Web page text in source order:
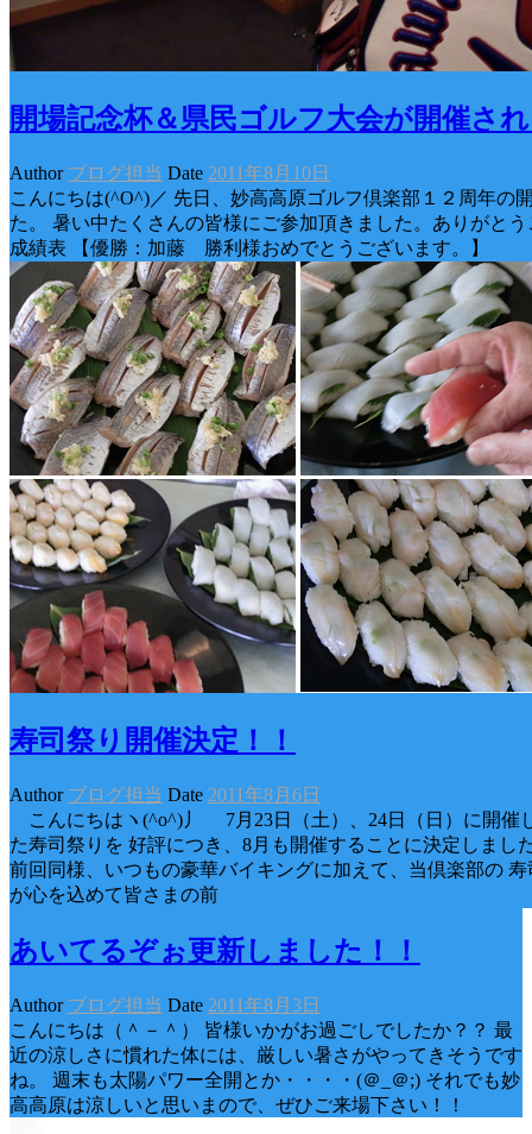
開場記念杯＆県民ゴルフ大会が開催さ
Author ブログ担当 Date 2011年8月10日
こんにちは(^O^)／ 先日、妙高高原ゴルフ倶楽部１２周年の
た。 暑い中たくさんの皆様にご参加頂きました。ありがと
成績表 【優勝：加藤 勝利様おめでとうございます。】
寿司祭り開催決定！！
Author ブログ担当 Date 2011年8月6日
こんにちはヽ(^o^)丿 7月23日（土）、24日（日）に開催
た寿司祭りを 好評につき、8月も開催することに決定しまし
前回同様、いつもの豪華バイキングに加えて、当倶楽部の 寿
が心を込めて皆さまの前
あいてるぞぉ更新しました！！
Author ブログ担当 Date 2011年8月3日
こんにちは（＾－＾） 皆様いかがお過ごしでしたか？？ 最
近の涼しさに慣れた体には、厳しい暑さがやってきそうです
ね。 週末も太陽パワー全開とか・・・・(＠_＠;) それでも妙
高高原は涼しいと思いまので、ぜひご来場下さい！！